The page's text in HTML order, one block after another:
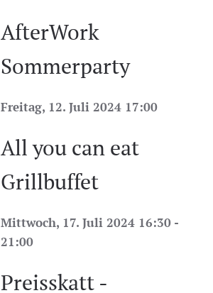
AfterWork
Sommerparty
Freitag, 12. Juli 2024 17:00
All you can eat
Grillbuffet
Mittwoch, 17. Juli 2024 16:30 -
21:00
Preisskatt -